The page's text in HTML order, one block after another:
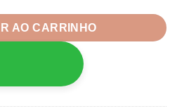
AO CARRINHO